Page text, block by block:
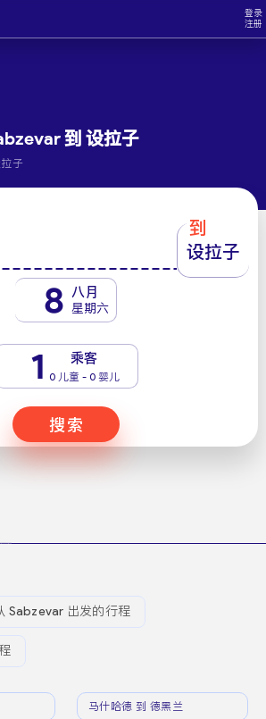
登录
注册
到 设拉子
子
到
设拉子
8 八月
星期六
1 乘客
0 儿童 - 0 婴儿
搜索
Sabzevar 出发的行程
马什哈德 到 德黑兰